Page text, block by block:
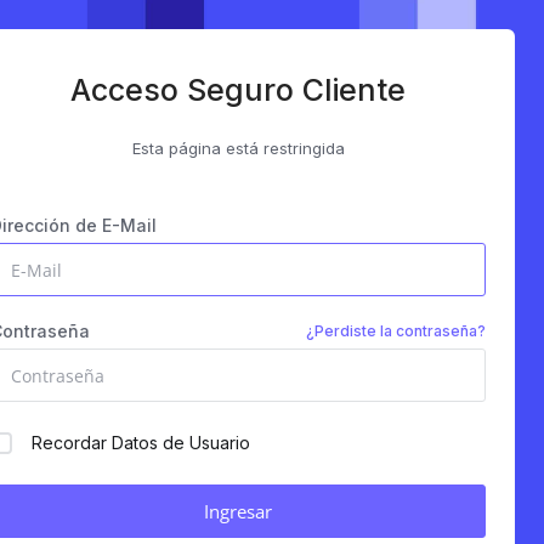
Acceso Seguro Cliente
Esta página está restringida
de E-Mail
¿Perdiste la contraseña?
Recordar Datos de Usuario